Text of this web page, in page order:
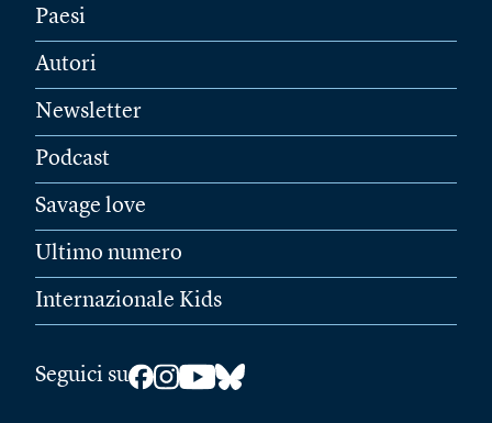
Paesi
Autori
Newsletter
Podcast
Savage love
Ultimo numero
Internazionale Kids
Seguici su